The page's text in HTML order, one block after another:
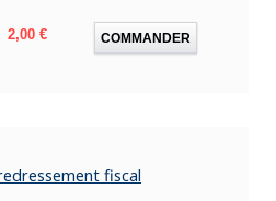
Prix
2,00 € COMMANDER
fiscal